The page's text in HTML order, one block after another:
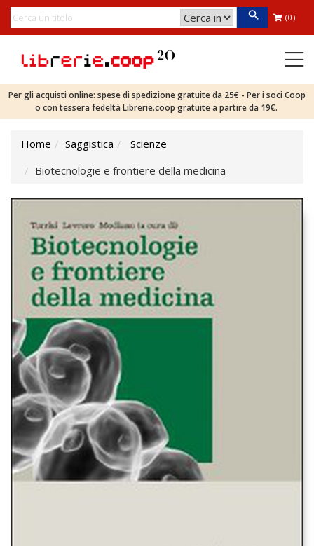
(0)
Per gli acquisti online: spese di spedizione gratuite da 25€ - Per i soci Coop
o con tessera fedeltà Librerie.coop gratuite a partire da 19€.
Home Saggistica
Scienze
Biotecnologie e frontiere della medicina